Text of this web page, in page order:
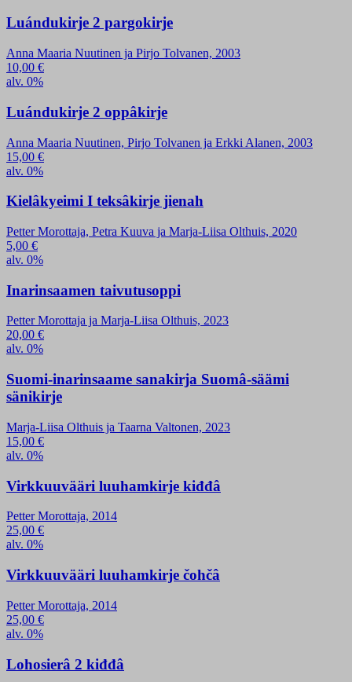
Luándukirje 2 pargokirje
Anna Maaria Nuutinen ja Pirjo Tolvanen, 2003
10,00 €
alv. 0%
Luándukirje 2 oppâkirje
Anna Maaria Nuutinen, Pirjo Tolvanen ja Erkki Alanen, 2003
15,00 €
alv. 0%
Kielâkyeimi I teksâkirje jienah
Petter Morottaja, Petra Kuuva ja Marja-Liisa Olthuis, 2020
5,00 €
alv. 0%
Inarinsaamen taivutusoppi
Petter Morottaja ja Marja-Liisa Olthuis, 2023
20,00 €
alv. 0%
Suomi-inarinsaame sanakirja Suomâ-säämi
sänikirje
Marja-Liisa Olthuis ja Taarna Valtonen, 2023
15,00 €
alv. 0%
Virkkuuvääri luuhamkirje kiđđâ
Petter Morottaja, 2014
25,00 €
alv. 0%
Virkkuuvääri luuhamkirje čohčâ
Petter Morottaja, 2014
25,00 €
alv. 0%
Lohosierâ 2 kiđđâ